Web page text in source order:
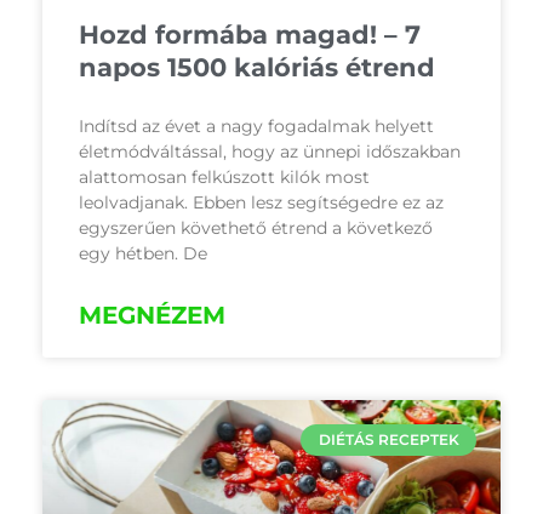
Hozd formába magad! – 7
napos 1500 kalóriás étrend
Indítsd az évet a nagy fogadalmak helyett
életmódváltással, hogy az ünnepi időszakban
alattomosan felkúszott kilók most
leolvadjanak. Ebben lesz segítségedre ez az
egyszerűen követhető étrend a következő
egy hétben. De
MEGNÉZEM
DIÉTÁS RECEPTEK